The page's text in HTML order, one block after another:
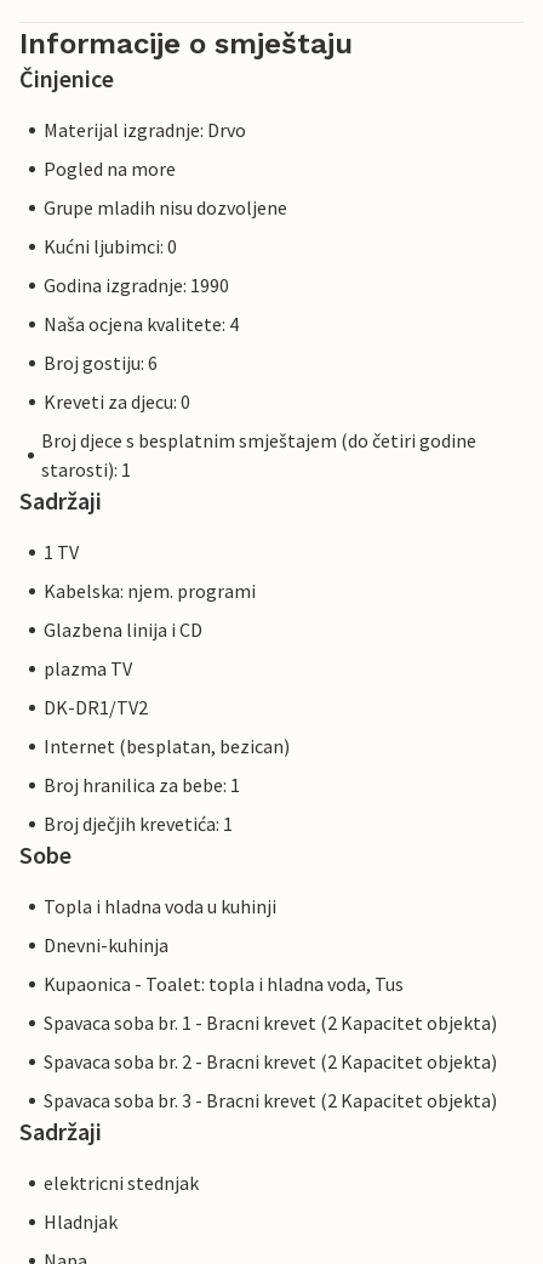
Informacije o smještaju
Činjenice
Materijal izgradnje: Drvo
Pogled na more
Grupe mladih nisu dozvoljene
Kućni ljubimci: 0
Godina izgradnje: 1990
Naša ocjena kvalitete: 4
Broj gostiju: 6
Kreveti za djecu: 0
Broj djece s besplatnim smještajem (do četiri godine
starosti): 1
Sadržaji
1 TV
Kabelska: njem. programi
Glazbena linija i CD
plazma TV
DK-DR1/TV2
Internet (besplatan, bezican)
Broj hranilica za bebe: 1
Broj dječjih krevetića: 1
Sobe
Topla i hladna voda u kuhinji
Dnevni-kuhinja
Kupaonica - Toalet: topla i hladna voda, Tus
Spavaca soba br. 1 - Bracni krevet (2 Kapacitet objekta)
Spavaca soba br. 2 - Bracni krevet (2 Kapacitet objekta)
Spavaca soba br. 3 - Bracni krevet (2 Kapacitet objekta)
Sadržaji
elektricni stednjak
Hladnjak